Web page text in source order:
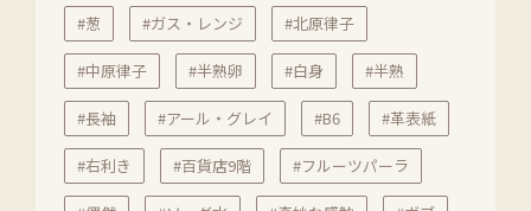
#葱 #ガス・レンジ #北原律子
#中原律子 #半熟卵 #白身 #半熟
#長袖 #アール・グレイ #B6 #革表紙
#右利き #百貨店9階 #フルーツパーラ